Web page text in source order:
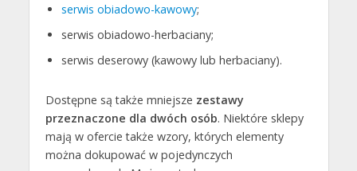
serwis obiadowo-kawowy;
serwis obiadowo-herbaciany;
serwis deserowy (kawowy lub herbaciany).
Dostępne są także mniejsze zestawy
przeznaczone dla dwóch osób. Niektóre sklepy
mają w ofercie także wzory, których elementy
można dokupować w pojedynczych